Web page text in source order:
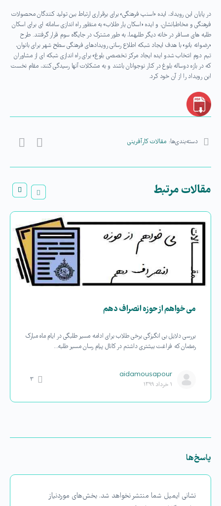
در پایان این رویداد، ایده «اسنپ فرهنگی» برای برقراری ارتباط بین تولید کنندگان محصولات
فرهنگی و مخاطبانشان، و ایده «اسکان یار طلاب» به منظور راه اندازی سامانه ای برای اسکان
طلبه های مسافر در خانه دیگر طلبهما، به طور مشترک در جایگاه سوم قرار گرفتند. طرح
«رضوانه بانو» با هدف ایجاد شبکه اطلاع رسانی رویدادهای فرهنگی سطح شهر برای بانوان،
تیم دوم انتخاب شدو ایده ایجاد مرکز تخصصی بلوغ» برای راه اندازی شبکه ای از مشاوران
که در بازه دوساله بلوغ در کنار نوجوانان باشند و به مشکلات آنها رسیدگی کنند، مقام نخست
این رویداد را از آن خود کرد.
دسته‌بندی‌ها: مقالات کارآفرینی
مقالات مرتبط
می خواهم از حوزه انصراف دهم
بررسی دلایل بی انگیزگی برخی طلاب برای ادامه مسیر طلبگی در ایام ماه مبارک
رمضان که فراغت بیشتری داشتم در کانال پیام رسان مسیر طلبه…
aidamousapour
۱ خرداد ۱۳۹۹
۳
پاسخ‌ها
نشانی ایمیل شما منتشر نخواهد شد. بخش‌های موردنیاز